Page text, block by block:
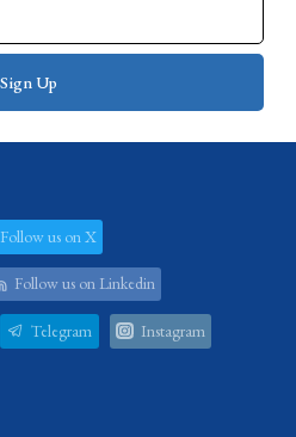
Follow us on X
Follow us on Linkedin
Telegram Instagram